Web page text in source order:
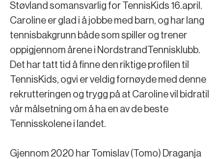
Støvland somansvarlig for TennisKids 16.april.
Caroline er glad i å jobbe med barn, og har lang
tennisbakgrunn både som spiller og trener
oppigjennom årene i NordstrandTennisklubb.
Det har tatt tid å finne den riktige profilen til
TennisKids, ogvi er veldig fornøyde med denne
rekrutteringen og trygg på at Caroline vil bidratil
vår målsetning om å ha en av de beste
Tennisskolene i landet.
Gjennom 2020 har Tomislav (Tomo) Draganja